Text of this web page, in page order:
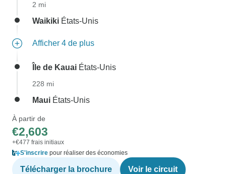
2 mi
Waikiki États-Unis
Afficher 4 de plus
Île de Kauai États-Unis
228 mi
Maui États-Unis
À partir de
€2,603
+€477 frais initiaux
S'inscrire pour réaliser des économies
Télécharger la brochure Voir le circuit